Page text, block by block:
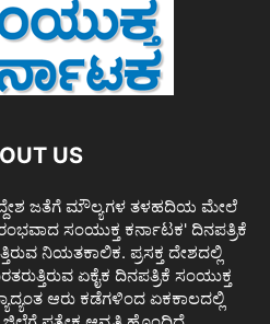
US
ಜತೆಗೆ ಮೌಲ್ಯಗಳ ತಳಹದಿಯ ಮೇಲೆ
ಸಂಯುಕ್ತ ಕರ್ನಾಟಕ' ದಿನಪತ್ರಿಕೆ
ನಿಯತಕಾಲಿಕ. ಪ್ರಸಕ್ತ ದೇಶದಲ್ಲಿ
ಏಕೈಕ ದಿನಪತ್ರಿಕೆ ಸಂಯುಕ್ತ
ಆರು ಕಡೆಗಳಿಂದ ಏಕಕಾಲದಲ್ಲಿ